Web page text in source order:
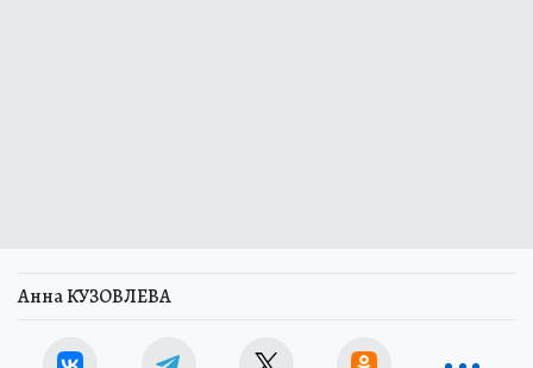
Анна КУЗОВЛЕВА